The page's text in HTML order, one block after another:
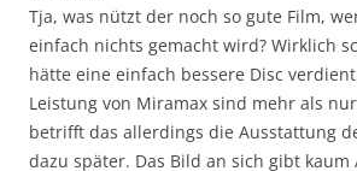
Tja, was nützt der noch so gute Film,
einfach nichts gemacht wird? Wirklich
hätte eine einfach bessere Disc
Leistung von Miramax sind mehr als
betrifft das allerdings die Ausstattung
dazu später. Das Bild an sich gibt kaum